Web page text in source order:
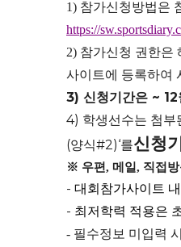
1) 참가신청방법은
https://
2) 참가신청 권한은
사이트에 등록하여
3) 신청기간은 ~ 12
4) 학생선수는 첨부
(양식#2)‘를신청
※ 우편, 메일, 직접
- 대회참가사이트
- 최저학력 적용은
- 필수정보 미입력